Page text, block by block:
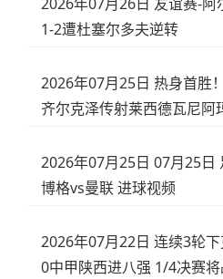
1-2遭杜塞尔多夫逆转
2026年07月25日 热身首胜
齐尔克泽传射莱西德瓦尼阿
2026年07月25日 07月25日
博格vs曼联 进球视频
2026年07月22日 连续3轮
0中甲陕西进八强 1/4决赛